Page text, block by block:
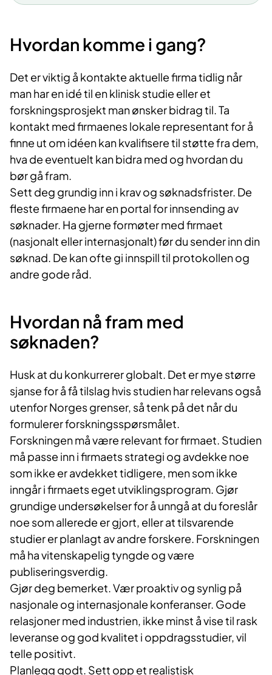
Biogen
BMS
MSD
Novartis
Novo Nordisk
Pfizer
Roche
Takeda
Medtronic
Johnson & Johnson/DePuySynthes
Hvordan komme i gang?
Det er viktig å kontakte aktuelle firma tidlig når
man har en idé til en klinisk studie eller et
forskningsprosjekt man ønsker bidrag til. Ta
kontakt med firmaenes lokale representant for å
finne ut om idéen kan kvalifisere til støtte fra dem,
hva de eventuelt kan bidra med og hvordan du
bør gå fram.
Sett deg grundig inn i krav og søknadsfrister. De
fleste firmaene har en portal for innsending av
søknader. Ha gjerne formøter med firmaet
(nasjonalt eller internasjonalt) før du sender inn din
søknad. De kan ofte gi innspill til protokollen og
andre gode råd.
Hvordan nå fram med
søknaden?
Husk at du konkurrerer globalt. Det er mye større
sjanse for å få tilslag hvis studien har relevans også
utenfor Norges grenser, så tenk på det når du
formulerer forskningsspørsmålet.
Forskningen må være relevant for firmaet. Studien
må passe inn i firmaets strategi og avdekke noe
som ikke er avdekket tidligere, men som ikke
inngår i firmaets eget utviklingsprogram. Gjør
grundige undersøkelser for å unngå at du foreslår
noe som allerede er gjort, eller at tilsvarende
studier er planlagt av andre forskere. Forskningen
må ha vitenskapelig tyngde og være
publiseringsverdig.
Gjør deg bemerket. Vær proaktiv og synlig på
nasjonale og internasjonale konferanser. Gode
relasjoner med industrien, ikke minst å vise til rask
leveranse og god kvalitet i oppdragsstudier, vil
telle positivt.
Planlegg godt. Sett opp et realistisk